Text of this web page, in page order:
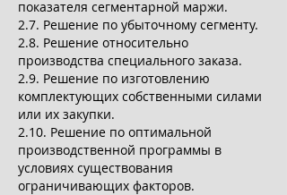
показателя сегментарной маржи.
2.7. Решение по убыточному сегменту.
2.8. Решение относительно
производства специального заказа.
2.9. Решение по изготовлению
комплектующих собственными силами
или их закупки.
2.10. Решение по оптимальной
производственной программы в
условиях существования
ограничивающих факторов.